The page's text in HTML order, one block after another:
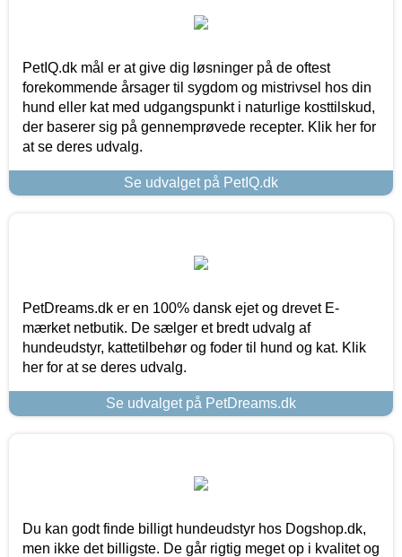
PetIQ.dk mål er at give dig løsninger på de oftest
forekommende årsager til sygdom og mistrivsel hos din
hund eller kat med udgangspunkt i naturlige kosttilskud,
der baserer sig på gennemprøvede recepter. Klik her for
at se deres udvalg.
Se udvalget på PetIQ.dk
PetDreams.dk er en 100% dansk ejet og drevet E-
mærket netbutik. De sælger et bredt udvalg af
hundeudstyr, kattetilbehør og foder til hund og kat. Klik
her for at se deres udvalg.
Se udvalget på PetDreams.dk
Du kan godt finde billigt hundeudstyr hos Dogshop.dk,
men ikke det billigste. De går rigtig meget op i kvalitet og